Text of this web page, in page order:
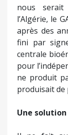
nous
l’Algérie, le
après des
fini par
centrale
pour
ne produit
produisait de
Une